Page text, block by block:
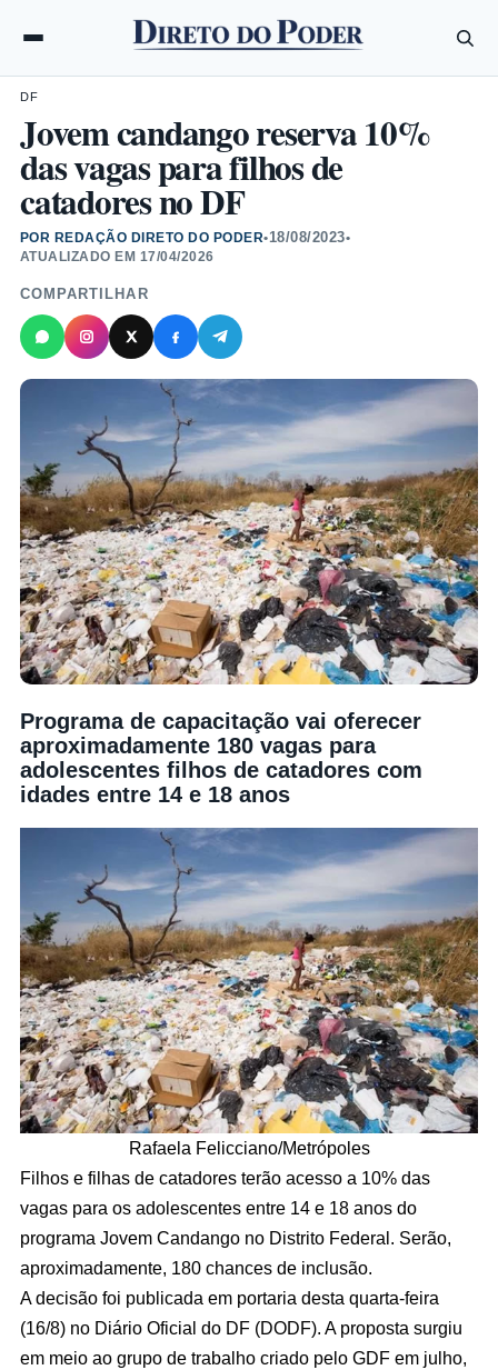
DF
Jovem candango reserva 10%
das vagas para filhos de
catadores no DF
POR REDAÇÃO DIRETO DO PODER•18/08/2023•
ATUALIZADO EM 17/04/2026
COMPARTILHAR
Programa de capacitação vai oferecer
aproximadamente 180 vagas para
adolescentes filhos de catadores com
idades entre 14 e 18 anos
Rafaela Felicciano/Metrópoles
Filhos e filhas de catadores terão acesso a 10% das
vagas para os adolescentes entre 14 e 18 anos do
programa Jovem Candango no Distrito Federal. Serão,
aproximadamente, 180 chances de inclusão.
A decisão foi publicada em portaria desta quarta-feira
(16/8) no Diário Oficial do DF (DODF). A proposta surgiu
em meio ao grupo de trabalho criado pelo GDF em julho,